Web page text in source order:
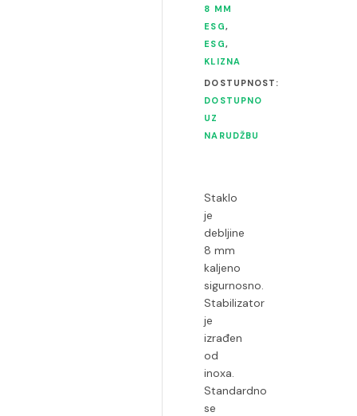
8 MM
ESG,
ESG,
KLIZNA
DOSTUPNOST:
DOSTUPNO
UZ
NARUDŽBU
Staklo
je
debljine
8 mm
kaljeno
sigurnosno.
Stabilizator
je
izrađen
od
inoxa.
Standardno
se